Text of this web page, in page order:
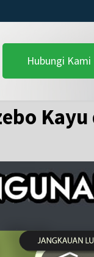
Hubungi Kami